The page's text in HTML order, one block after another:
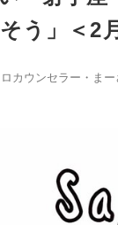
う」＜2
カウンセラー・まー